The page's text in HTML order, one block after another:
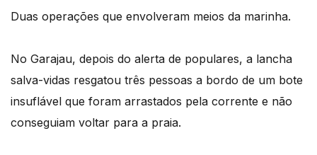
Duas operações que envolveram meios da marinha.
No Garajau, depois do alerta de populares, a lancha
salva-vidas resgatou três pessoas a bordo de um bote
insuflável que foram arrastados pela corrente e não
conseguiam voltar para a praia.